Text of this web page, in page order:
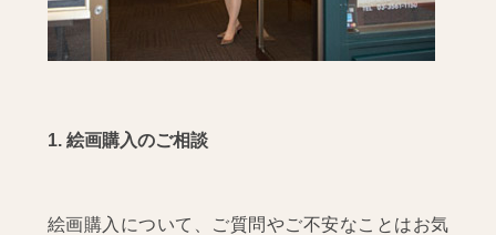
1. 絵画購入のご相談
絵画購入について、ご質問やご不安なことはお気